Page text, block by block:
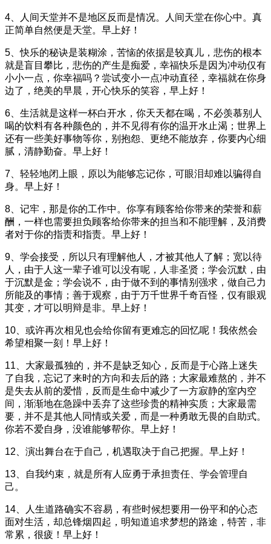
4、人间天堂并不是地区反而是情况。人间天堂在你心中。真
正简单自然便是天堂。早上好！
5、快乐的秘诀是装糊涂，苦恼的依据是较真儿，悲伤的根本
就是盲目攀比，悲伤的产生是痴爱，幸福快乐是因为冲动仅有
小小一点，你幸福吗？尝试变小一点冲动直径，幸福就在你身
边了，绝美的早晨，开心快乐的笑容，早上好！
6、生活就是这样一杯白开水，你天天都在喝，不必羡慕别人
喝的饮料有各种颜色的，并不见得有你的温开水止渴；世界上
还有一些美好事物等你，别抱怨、更绝不能放弃，你要内心细
腻，清静勤奋。早上好！
7、轻轻地闭上眼，原以为能够忘记你，可眼泪却难以骗得自
身。早上好！
8、记牢，那是你的工作中。你享有顾客给你带来的荣誉和薪
酬，一样也需要担负顾客给你带来的担当和不能理解，及消费
者对于你的指责和指责。早上好！
9、学会接受，所以只有理解他人，才被其他人了解；宽以待
人，由于人这一辈子谁可以没有呢，人非圣贤；学会沉默，由
于沉默是金；学会说不，由于做不到的事情别强求，做自己力
所能及的事情；善于观察，由于万千世界千奇百怪，仅有眼观
其变，才可以明辩是非。早上好！
10、或许再次相见也会给你留有更难忘的回忆呢！我依然会
希望相聚一刻！早上好！
11、大家最孤独的，并不是缺乏知心，反而是于心路上迷失
了自我，忘记了来时的方向和去后的路；大家最难熬的，并不
是失去从前的爱惜，反而是生命中减少了一方寂静的室内空
间，渐渐地在急躁中丢弃了这些珍贵的精神实质；大家最需
要，并不是其他人同情或关爱，而是一种勇敢无畏的自助式。
你若不爱自身，没谁能够帮你。早上好！
12、演出舞台在于自己，机遇取决于自己把握。早上好！
13、自我约束，就是所有人应勇于承担责任、学会管理自
己。
14、人生道路确实不容易，有些时候想要用一份平和的心态
面对生活，却总锋烟四起，明知道追求梦想的路途，特苦，非
常累，很疲！早上好！